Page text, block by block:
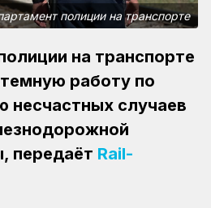
полиции на транспорте
на транспорте
работу по
несчастных случаев
передаёт Rail-